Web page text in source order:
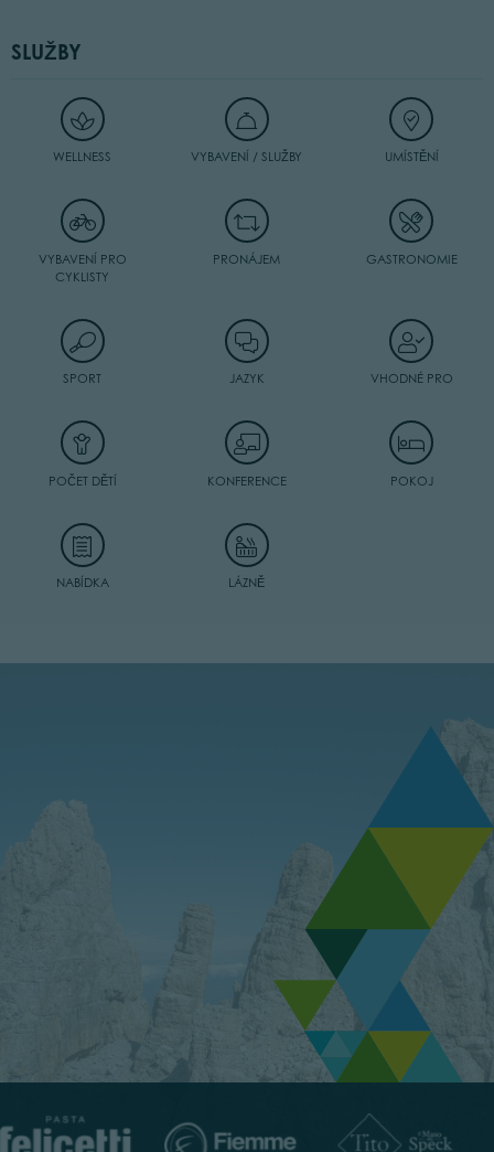
SLUŽBY
WELLNESS VYBAVENÍ / SLUŽBY UMÍSTĚNÍ
VYBAVENÍ PRO
CYKLISTY
PRONÁJEM GASTRONOMIE
SPORT JAZYK VHODNÉ PRO
POČET DĚTÍ KONFERENCE POKOJ
NABÍDKA LÁZNĚ